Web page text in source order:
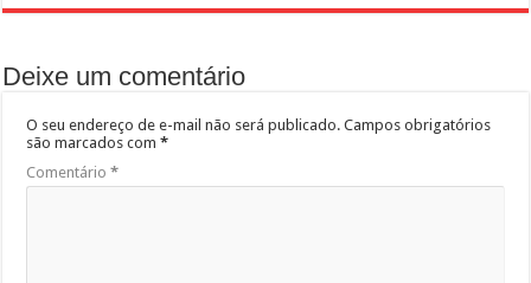
Deixe um comentário
O seu endereço de e-mail não será publicado. Campos obrigatórios
são marcados com*
Comentário*